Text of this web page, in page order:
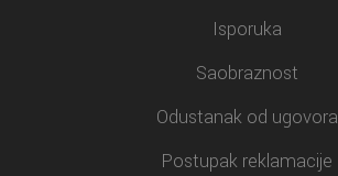
Isporuka
Saobraznost
Odustanak od ugovora
Postupak reklamacije